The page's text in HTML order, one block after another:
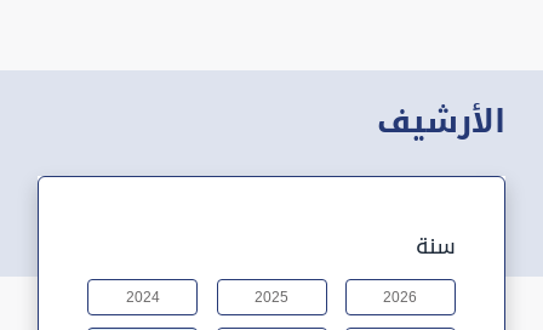
الأرشيف
سنة
2026
2025
2024